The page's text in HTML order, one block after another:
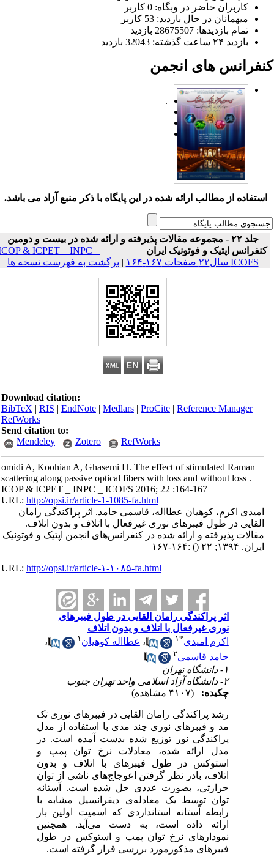
کاربران حاضر در وبگاه: 0 کاربر
میهمانان در حال بازدید: 53 کاربر
تمام بازدید‌ها: 28675507 بازدید
بازدید ۲۴ ساعت گذشته: 32043 بازدید
های انجمن
.
استفاده از مطالب ارائه شده در این پایگاه با ذکر منبع آزاد می باشد.
جلد ۲۲ - مجموعه مقالات پذیرفته و ارائه شده در بیست و دومین
کنفرانس اپتیک و فوتونیک ایران
ICOP & ICPET _ INPC _
ICOFS سال۲۲ صفحات ۱۶۷-۱۶۴
| برگشت به فهرست نسخه ها
Download citation:
BibTeX|RIS|EndNote|Medlars|ProCite|Reference Manager
RefWorks
Send citation to:
Mendeley
Zotero RefWorks
omidi A, Koohian A, Ghasemi H. The effect of stimulated Raman
scattering along passive optical fibers with loss and without loss .
ICOP & ICPET _ INPC _ ICOFS 2016; 22 :164-167
URL:http://opsi.ir/article-1-1085-fa.html
امیدی اکرم، کوهیان عطااله، قاسمی حامد. اثر پراکندگی رامان
القایی در طول فیبرهای نوری غیرفعال با اتلاف و بدون اتلاف.
مقالات پذیرفته و ارائه شده در کنفرانس‌های انجمن اپتیک و فوتونیک
ایران. ۱۳۹۴; ۲۲
() :۱۶۴-۱۶۷
URL:http://opsi.ir/article-۱-۱۰۸۵-fa.html
اثر پراکندگی رامان القایی در طول فیبرهای
نوری غیرفعال با اتلاف و بدون اتلاف
اکرم امیدی* ۱ ،عطااله کوهیان ۱
،
حامد قاسمی
چکیده:
رشد پراکندگی رامان القایی در فیبرهای نوری تک
مد و فیبرهای نوری چند مدی با استفاده از مدل
پراکندگی نور توزیع شده بدست آمده است. در
مدل ارائه شده، معادلات نرخ توان پمپ و
استوکس در طول فیبرهای با اتلاف و بدون
اتلاف، بادر نظر گرفتن اعوجاج‌های ناشی از توان‌
حرارتی، بصورت عددی حل شده است. آستانه
توان توسط یک معادله‌ی دیفرانسیل مشابه با
رابطه آستانه استانداردی که اسمیت اولین بار
ارائه داده است، به دست می‌آید. همچنین
نمودارهای نرخ توان پمپ و استوکس در طول
فیبرهای مذکورمورد بررسی قرار گرفته است.